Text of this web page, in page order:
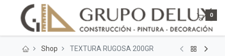
0
Shop TEXTURA RUGOSA 200GR